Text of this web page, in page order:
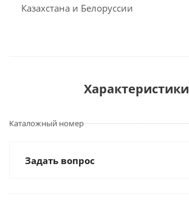
Казахстана и Белоруссии
Характеристики
Каталожный номер
Задать вопрос